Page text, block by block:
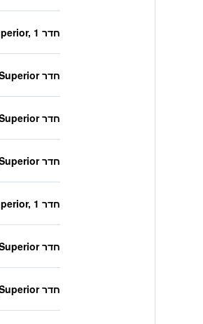
חדר Superior, 1מיטה זוגית
חדר Superior, סוג המיטה לא ידוע
חדר Superior, סוג המיטה לא ידוע
חדר Superior, סוג המיטה לא ידוע
חדר Superior, 1מיטה זוגית
חדר Superior, סוג המיטה לא ידוע
חדר Superior, סוג המיטה לא ידוע